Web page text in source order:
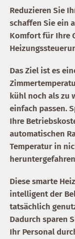
Reduzieren Sie
schaffen Sie ein
Komfort für Ihre
Das Ziel ist es
kühl noch als zu
einfach passen.
Ihre
automatischen
Temperatur in
Diese smarte
intelligent der
tatsächlich
Dadurch sparen
Ihr Personal